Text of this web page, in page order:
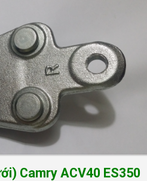
Camry ACV40 ES350